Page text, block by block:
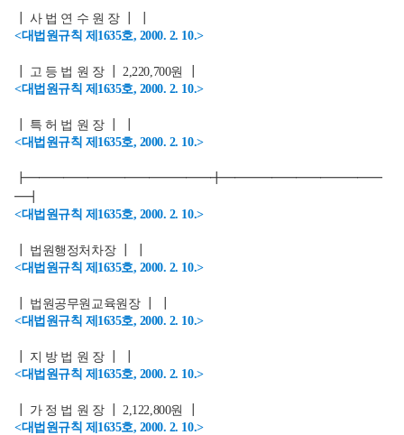
┃ 사 법 연 수 원 장 ┃ ┃
<대법원규칙 제1635호, 2000. 2. 10.>
┃ 고 등 법 원 장 ┃ 2,220,700원 ┃
<대법원규칙 제1635호, 2000. 2. 10.>
┃ 특 허 법 원 장 ┃ ┃
<대법원규칙 제1635호, 2000. 2. 10.>
┣━━━━━━━━━━━━━━━╋━━━━━━━━━━━━━
━┫
<대법원규칙 제1635호, 2000. 2. 10.>
┃ 법원행정처차장 ┃ ┃
<대법원규칙 제1635호, 2000. 2. 10.>
┃ 법원공무원교육원장 ┃ ┃
<대법원규칙 제1635호, 2000. 2. 10.>
┃ 지 방 법 원 장 ┃ ┃
<대법원규칙 제1635호, 2000. 2. 10.>
┃ 가 정 법 원 장 ┃ 2,122,800원 ┃
<대법원규칙 제1635호, 2000. 2. 10.>